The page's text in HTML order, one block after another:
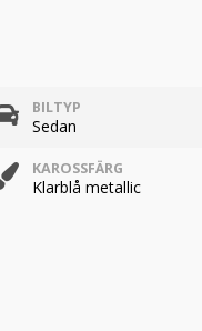
BILTYP
Sedan
KAROSSFÄRG
Klarblå metallic